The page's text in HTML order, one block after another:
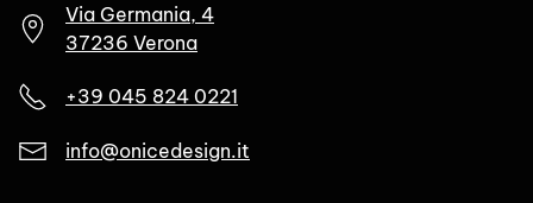
Via Germania, 4
37236 Verona
+39 045 824 0221
info@onicedesign.it